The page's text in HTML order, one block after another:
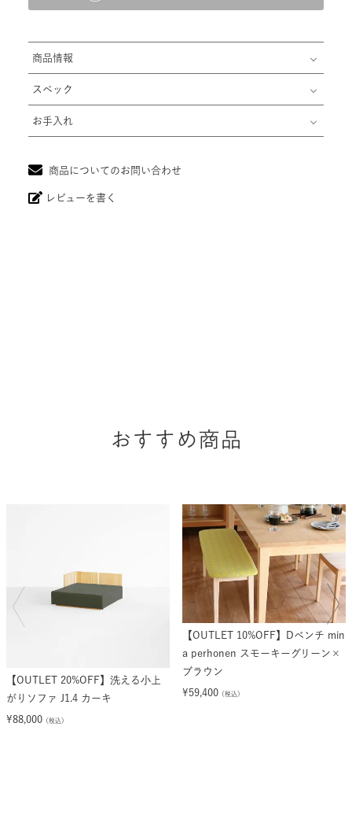
商品情報
スペック
お手入れ
商品についてのお問い合わせ
レビューを書く
おすすめ商品
【OUTLET 20%OFF】洗える小上
がりソファ J1.4 カーキ
¥88,000 （税込）
【OUTLET 10%OFF】Dベンチ min
a perhonen スモーキーグリーン×
ブラウン
¥59,400 （税込）